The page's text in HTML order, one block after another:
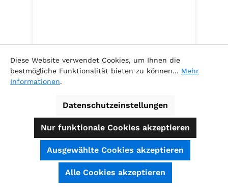
SPAGHETTINI 500G
.
Kilogramm )
Verkaufspreis:
Regulärer Preis:
Diese Website verwendet Cookies, um Ihnen die
bestmögliche Funktionalität bieten zu können... Mehr
Informationen.
Datenschutzeinstellungen
Nur funktionale Cookies akzeptieren
Ausgewählte Cookies akzeptieren
Alle Cookies akzeptieren
SEHR GUT (4.74 / 5)
Bewertungen bei: shopauskunft.de, ausgezeichnet.org, shopvote.de ⓘ
Informationen zur Echtheit der Bewertungen